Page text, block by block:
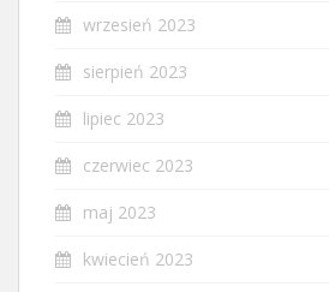
wrzesień 2023
sierpień 2023
lipiec 2023
czerwiec 2023
maj 2023
kwiecień 2023